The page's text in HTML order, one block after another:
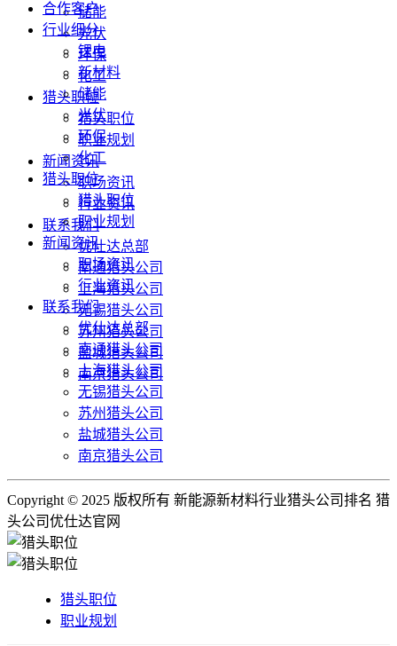
储能
光伏
环保
化工
猎头职位
猎头职位
职业规划
新闻资讯
职场资讯
行业资讯
联系我们
优仕达总部
南通猎头公司
上海猎头公司
无锡猎头公司
苏州猎头公司
盐城猎头公司
南京猎头公司
合作客户
行业细分
锂电
新材料
储能
光伏
环保
化工
猎头职位
猎头职位
职业规划
新闻资讯
职场资讯
行业资讯
联系我们
优仕达总部
南通猎头公司
上海猎头公司
无锡猎头公司
苏州猎头公司
盐城猎头公司
南京猎头公司
Copyright © 2025 版权所有 新能源新材料行业猎头公司排名 猎
头公司优仕达官网
猎头职位
职业规划